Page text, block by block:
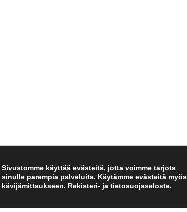
Sivustomme käyttää evästeitä, jotta voimme tarjota
sinulle parempia palveluita. Käytämme evästeitä myös
kävijämittaukseen. Rekisteri- ja tietosuojaseloste.